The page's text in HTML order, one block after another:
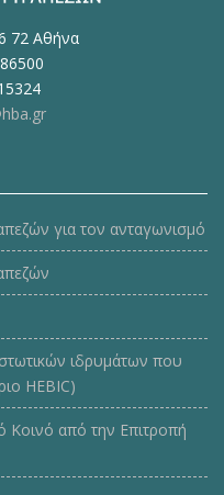
72 Αθήνα
για τον ανταγωνισμό
ιδρυμάτων που
HEBIC)
Κοινό από την Επιτροπή